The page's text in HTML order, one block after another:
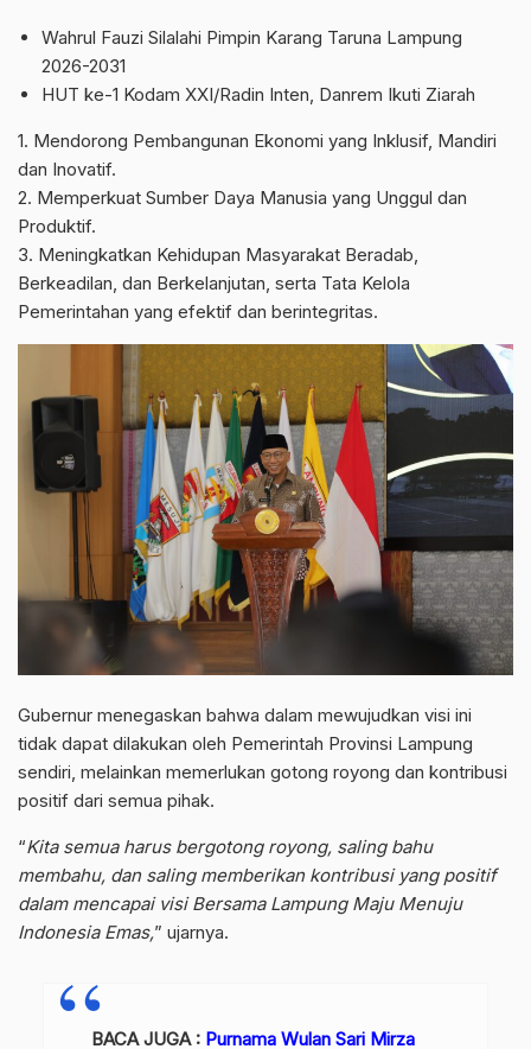
Wahrul Fauzi Silalahi Pimpin Karang Taruna Lampung
2026-2031
HUT ke-1 Kodam XXI/Radin Inten, Danrem Ikuti Ziarah
1. Mendorong Pembangunan Ekonomi yang Inklusif, Mandiri
dan Inovatif.
2. Memperkuat Sumber Daya Manusia yang Unggul dan
Produktif.
3. Meningkatkan Kehidupan Masyarakat Beradab,
Berkeadilan, dan Berkelanjutan, serta Tata Kelola
Pemerintahan yang efektif dan berintegritas.
Gubernur menegaskan bahwa dalam mewujudkan visi ini
tidak dapat dilakukan oleh Pemerintah Provinsi Lampung
sendiri, melainkan memerlukan gotong royong dan kontribusi
positif dari semua pihak.
“Kita semua harus bergotong royong, saling bahu
membahu, dan saling memberikan kontribusi yang positif
dalam mencapai visi Bersama Lampung Maju Menuju
Indonesia Emas,” ujarnya.
BACA JUGA : Purnama Wulan Sari Mirza